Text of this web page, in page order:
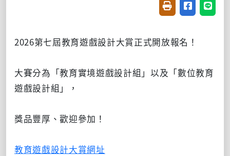
友善列印(開新視
分享至臉書
分享
2026第七屆教育遊戲設計大賞正式開放報名！
大賽分為「教育實境遊戲設計組」以及 「數位教育
遊戲設計組」，
獎品豐厚、歡迎參加！
教育遊戲設計大賞網址